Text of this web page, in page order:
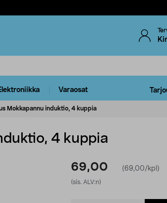
Varaosat
Mokkapannu induktio, 4 kuppia
4 kuppia
69,00 (69,00/kpl)
(sis. ALV:n)